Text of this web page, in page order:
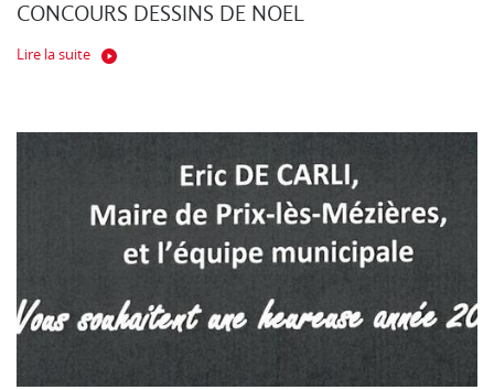
CONCOURS DESSINS DE NOEL
Lire la suite